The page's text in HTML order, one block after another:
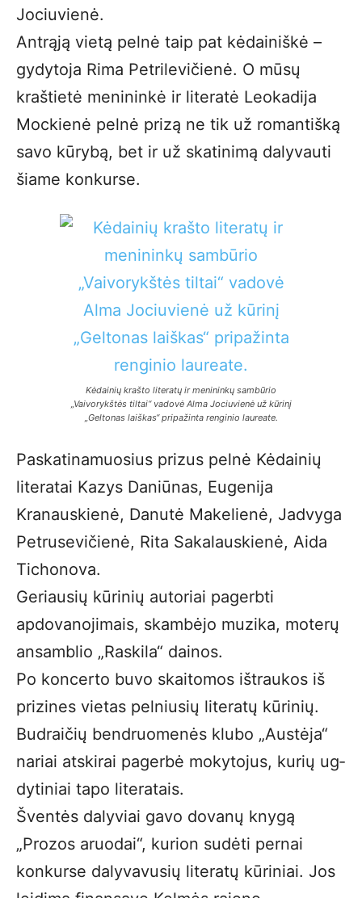
Jociuvienė.
Antrąją vietą pelnė taip pat kėdainiškė –
gydytoja Rima Petrilevičienė. O mūsų
kraštietė menininkė ir literatė Leokadija
Mockienė pelnė prizą ne tik už romantišką
savo kūrybą, bet ir už skatinimą dalyvauti
šiame konkurse.
Kėdainių krašto literatų ir menininkų sambūrio
„Vaivorykštės tiltai“ vadovė Alma Jociuvienė už kūrinį
„Geltonas laiškas“ pripažinta renginio laureate.
Paskatinamuosius prizus pelnė Kėdainių
literatai Kazys Daniūnas, Eugenija
Kranauskienė, Danutė Makelienė, Jadvyga
Petrusevičienė, Rita Sakalauskienė, Aida
Tichonova.
Geriausių kūrinių autoriai pagerbti
apdovanojimais, skambėjo muzika, moterų
ansamblio „Raskila“ dainos.
Po koncerto buvo skaitomos ištraukos iš
prizines vietas pelniusių literatų kūrinių.
Budraičių bendruomenės klubo „Austėja“
nariai atskirai pagerbė mokytojus, kurių ug­
dytiniai tapo literatais.
Šventės dalyviai gavo dovanų knygą
„Prozos aruodai“, kurion sudėti pernai
konkurse dalyvavusių literatų kūriniai. Jos